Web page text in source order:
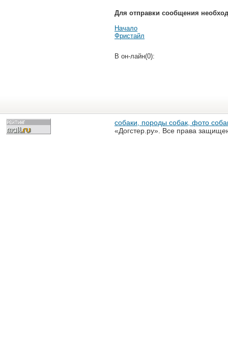
Для отправки сообщения
Начало
Фристайл
В он-лайн(0):
собаки, породы собак, фото
«Догстер.ру». Все права